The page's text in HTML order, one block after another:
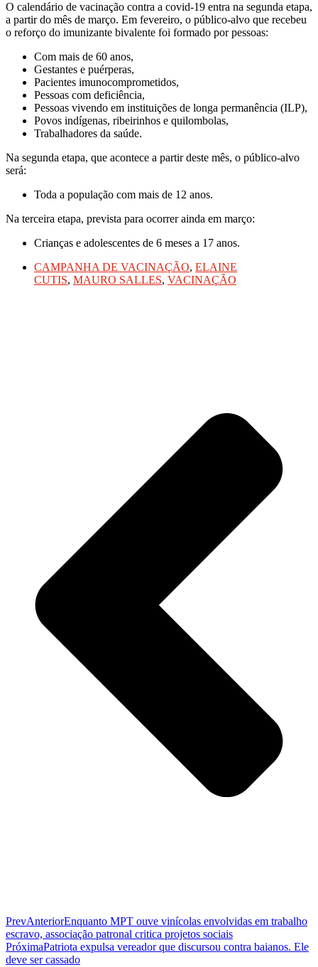
O calendário de vacinação contra a covid-19 entra na segunda etapa,
a partir do mês de março. Em fevereiro, o público-alvo que recebeu
o reforço do imunizante bivalente foi formado por pessoas:
Com mais de 60 anos,
Gestantes e puérperas,
Pacientes imunocomprometidos,
Pessoas com deficiência,
Pessoas vivendo em instituições de longa permanência (ILP),
Povos indígenas, ribeirinhos e quilombolas,
Trabalhadores da saúde.
Na segunda etapa, que acontece a partir deste mês, o público-alvo
será:
Toda a população com mais de 12 anos.
Na terceira etapa, prevista para ocorrer ainda em março:
Crianças e adolescentes de 6 meses a 17 anos.
CAMPANHA DE VACINAÇÃO, ELAINE
CUTIS, MAURO SALLES, VACINAÇÃO
PrevAnteriorEnquanto MPT ouve vinícolas envolvidas em trabalho
escravo, associação patronal critica projetos sociais
PróximaPatriota expulsa vereador que discursou contra baianos. Ele
deve ser cassado